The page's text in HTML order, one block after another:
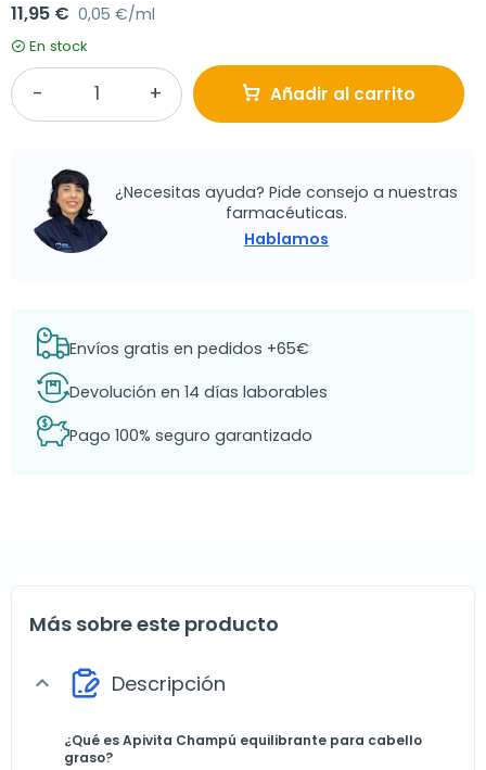
11,95 € 0,05 €/ml
En stock
Añadir al carrito
¿Necesitas ayuda? Pide consejo a nuestras
farmacéuticas.
Hablamos
Envíos gratis en pedidos +65€
Devolución en 14 días laborables
Pago 100% seguro garantizado
Más sobre este producto
expand_more Descripción
¿Qué es Apivita Champú equilibrante para cabello
graso?